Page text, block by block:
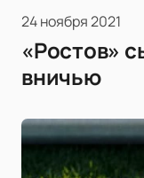
24 ноября 2021
«Ростов»
вничью